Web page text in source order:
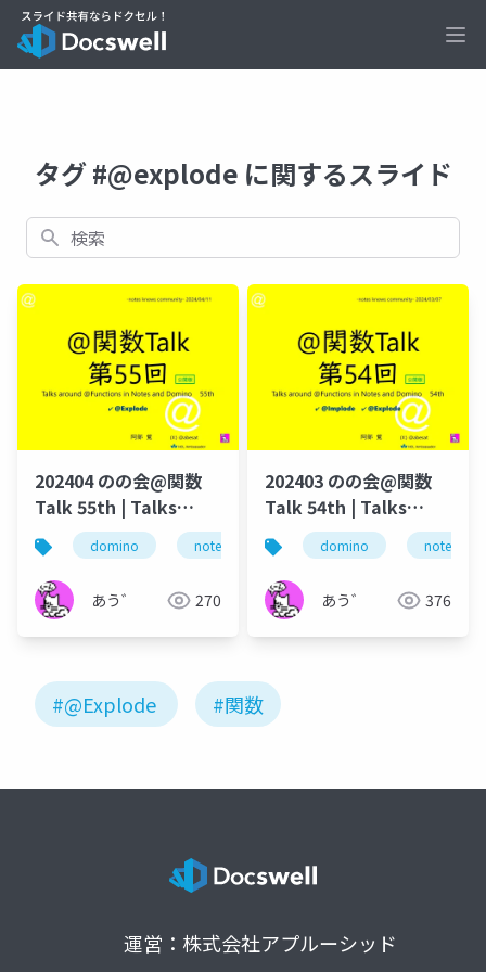
タグ #@explode に関するスライド
検索
202404 のの会@関数
Talk 55th | Talks
around @Functions
in Notes and Domino
domino notes dominoforever lotus
あう゛ 270
202403 のの会@関数
Talk 54th | Talks
around @Functions
in Notes and Domino
domino notes
あう゛ 376
#@Explode #関数
運営：株式会社アプルーシッド